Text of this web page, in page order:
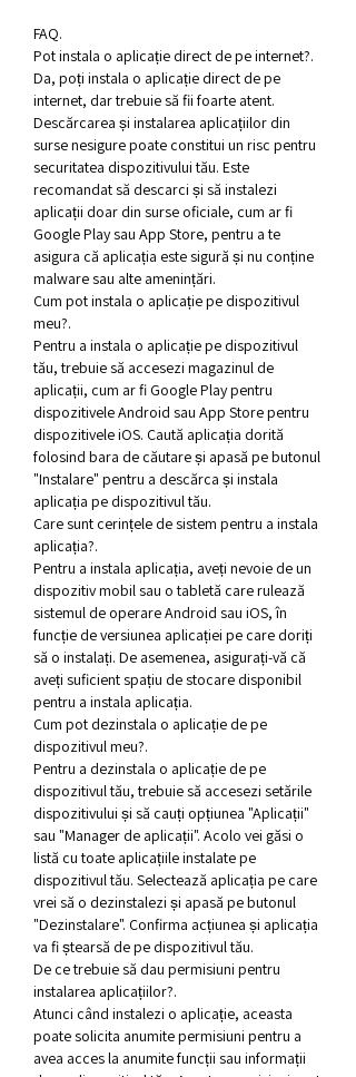
FAQ.
Pot instala o aplicație direct de pe internet?.
Da, poți instala o aplicație direct de pe
internet, dar trebuie să fii foarte atent.
Descărcarea și instalarea aplicațiilor din
surse nesigure poate constitui un risc pentru
securitatea dispozitivului tău. Este
recomandat să descarci și să instalezi
aplicații doar din surse oficiale, cum ar fi
Google Play sau App Store, pentru a te
asigura că aplicația este sigură și nu conține
malware sau alte amenințări.
Cum pot instala o aplicație pe dispozitivul
meu?.
Pentru a instala o aplicație pe dispozitivul
tău, trebuie să accesezi magazinul de
aplicații, cum ar fi Google Play pentru
dispozitivele Android sau App Store pentru
dispozitivele iOS. Caută aplicația dorită
folosind bara de căutare și apasă pe butonul
"Instalare" pentru a descărca și instala
aplicația pe dispozitivul tău.
Care sunt cerințele de sistem pentru a instala
aplicația?.
Pentru a instala aplicația, aveți nevoie de un
dispozitiv mobil sau o tabletă care rulează
sistemul de operare Android sau iOS, în
funcție de versiunea aplicației pe care doriți
să o instalați. De asemenea, asigurați-vă că
aveți suficient spațiu de stocare disponibil
pentru a instala aplicația.
Cum pot dezinstala o aplicație de pe
dispozitivul meu?.
Pentru a dezinstala o aplicație de pe
dispozitivul tău, trebuie să accesezi setările
dispozitivului și să cauți opțiunea "Aplicații"
sau "Manager de aplicații". Acolo vei găsi o
listă cu toate aplicațiile instalate pe
dispozitivul tău. Selectează aplicația pe care
vrei să o dezinstalezi și apasă pe butonul
"Dezinstalare". Confirma acțiunea și aplicația
va fi ștearsă de pe dispozitivul tău.
De ce trebuie să dau permisiuni pentru
instalarea aplicațiilor?.
Atunci când instalezi o aplicație, aceasta
poate solicita anumite permisiuni pentru a
avea acces la anumite funcții sau informații